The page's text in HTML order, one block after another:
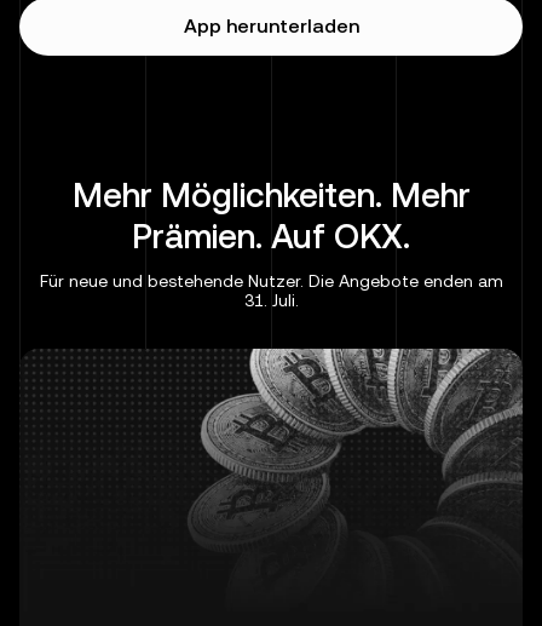
App herunterladen
Mehr Möglichkeiten. Mehr
Prämien. Auf OKX.
Für neue und bestehende Nutzer. Die Angebote enden am
31. Juli.